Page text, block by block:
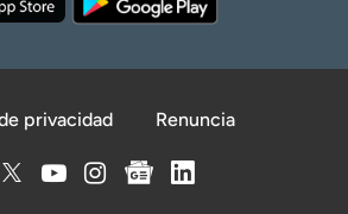
privacidad Renuncia